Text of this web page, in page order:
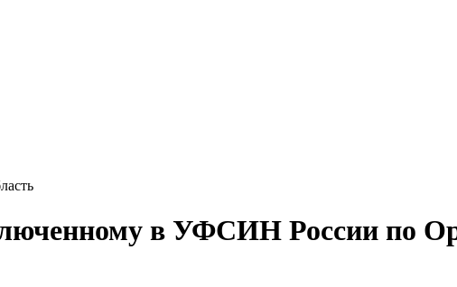
в УФСИН России по